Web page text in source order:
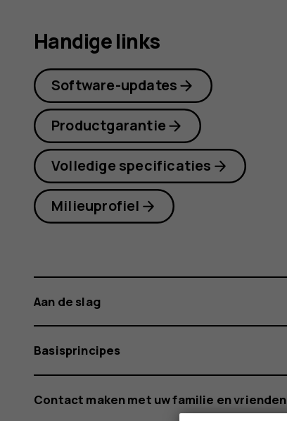
Handige links
Software-updates
Productgarantie
Volledige specificaties
Milieuprofiel
Aan de slag
Basisprincipes
Contact maken met uw familie en vrienden